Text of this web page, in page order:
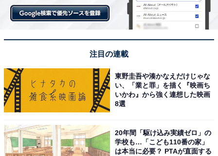
注目の連載
東野圭吾や湊かなえだけじゃな
い、「業と罪」を描く『映画ち
いかわ』から強く連想した映画
8選
20年間「駆け込み実績ゼロ」の
学校も…「こども110番の家」
は本当に必要？ PTAが直面する